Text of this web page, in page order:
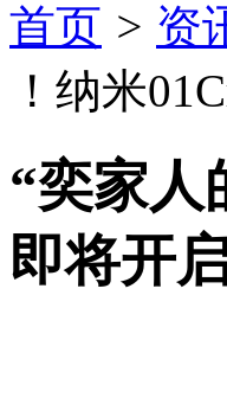
首页 > 资
！纳米
“奕家人
即将开